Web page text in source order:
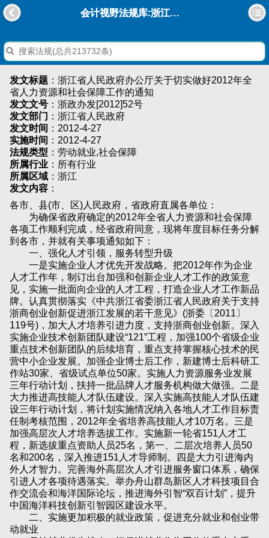
会计视野法规库:浙江省人民政府办公厅关于切实做好2012年全省人力资源和社会保障工作的通知
发文标题 ：浙江省人民政府办公厅关于切实做好2012年全
省人力资源和社会保障工作的通知
发文文号 ：浙政办发[2012]52号
发文部门 ：浙江省人民政府
发文时间 ：2012-4-27
实施时间 ：2012-4-27
法规类型 ：劳动就业,社会保障
所属行业 ：所有行业
所属区域 ：浙江
发文内容 ：
各市、县(市、区)人民政府，省政府直属各单位：
为确保省政府确定的2012年全省人力资源和社会保障
各项工作顺利完成，经省政府同意，现将年度目标任务分解
到各市，并就有关事项通知如下：
一、强化人才引领，服务转型升级
一是实施企业人才优先开发战略。把2012年作为企业
人才工作年，制订出台加强和创新企业人才工作的政策意
见，实施一批面向企业的人才工程，打造企业人才工作新品
牌。认真贯彻落实《中共浙江省委浙江省人民政府关于支持
浙商创业创新促进浙江发展的若干意见》(浙委〔2011〕
119号)，加大人才培养引进力度，支持浙商创业创新。深入
实施企业技术创新团队建设“121”工程，加强100个省级企业
重点技术创新团队的后续培育，重点支持掌握核心技术的民
营中小企业发展。加强企业博士后工作，新建博士后科研工
作站30家、省级试点单位50家。实施人力资源服务业发展
三年行动计划，扶持一批品牌人才服务机构做大做强。二是
大力推进高技能人才队伍建设。深入实施高技能人才队伍建
设三年行动计划，将计划实施情况纳入各地人才工作目标责
任制考核范围，2012年全省培养高技能人才10万名。三是
加强高层次人才培养选拔工作。实施新一轮省151人才工
程，新选拔重点资助人员25名，第一、二层次培养人员50
名和200名，深入推进151人才导师制。四是大力引进海内
外人才智力。完善海外高层次人才引进服务窗口体系，确保
引进人才各项待遇落实。举办舟山群岛新区人才科技项目合
作交流会和海洋国际论坛，推进海外引智“双百计划”，提升
中国海洋科技创新引智园区建设水平。
二、实施更加积极的就业政策，促进充分就业和创业带
动就业